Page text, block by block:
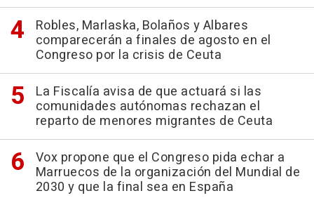
Robles, Marlaska, Bolaños y Albares
comparecerán a finales de agosto en el
Congreso por la crisis de Ceuta
La Fiscalía avisa de que actuará si las
comunidades autónomas rechazan el
reparto de menores migrantes de Ceuta
Vox propone que el Congreso pida echar a
Marruecos de la organización del Mundial de
2030 y que la final sea en España